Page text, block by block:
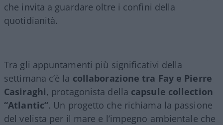
che invita a guardare oltre i confini della
quotidianità.
Tra gli appuntamenti più significativi della
settimana c’è la collaborazione tra Fay e Pierre
Casiraghi, protagonista della capsule collection
“Atlantic”. Un progetto che richiama la passione
del velista per il mare e l’impegno ambientale che